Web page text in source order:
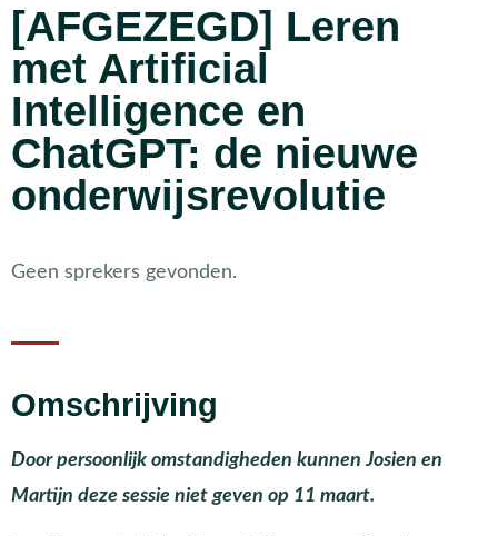
[AFGEZEGD] Leren
met Artificial
Intelligence en
ChatGPT: de nieuwe
onderwijsrevolutie
Geen sprekers gevonden.
Omschrijving
Door persoonlijk omstandigheden kunnen Josien en
Martijn deze sessie niet geven op 11 maart.